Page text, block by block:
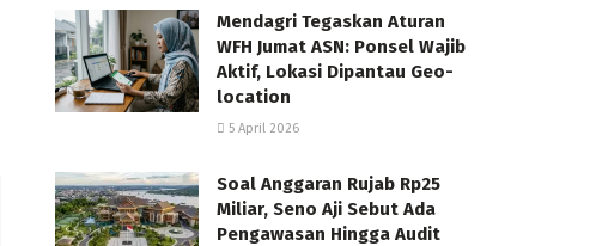
Mendagri Tegaskan Aturan
WFH Jumat ASN: Ponsel Wajib
Aktif, Lokasi Dipantau Geo-
location
5 April 2026
Soal Anggaran Rujab Rp25
Miliar, Seno Aji Sebut Ada
Pengawasan Hingga Audit